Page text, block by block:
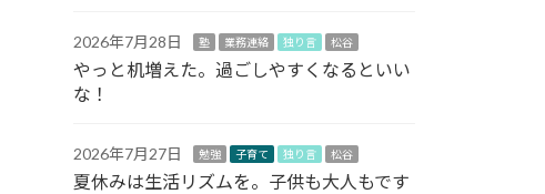
2026年7月28日 塾 業務連絡 独り言 松谷
やっと机増えた。過ごしやすくなるといい
な！
2026年7月27日 勉強 子育て 独り言 松谷
夏休みは生活リズムを。子供も大人もです